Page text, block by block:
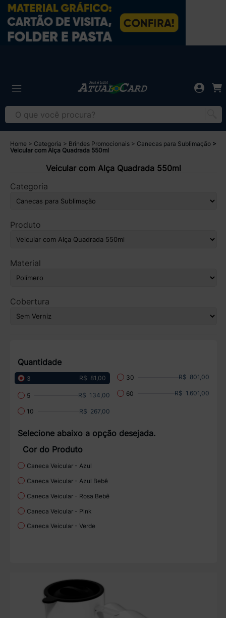
Home Categoria Brindes Promocionais
Canecas para Sublimação
Veicular com Alça Quadrada 550ml
Veicular com Alça Quadrada 550ml
Categoria
Produto
Material
Cobertura
Quantidade
3 R$ 81,00
5 R$ 134,00
10 R$ 267,00
30 R$ 801,00
60 R$ 1.601,00
Selecione abaixo a opção desejada.
Cor do Produto
Caneca Veicular - Azul
Caneca Veicular - Azul Bebê
Caneca Veicular - Rosa Bebê
Caneca Veicular - Pink
Caneca Veicular - Verde